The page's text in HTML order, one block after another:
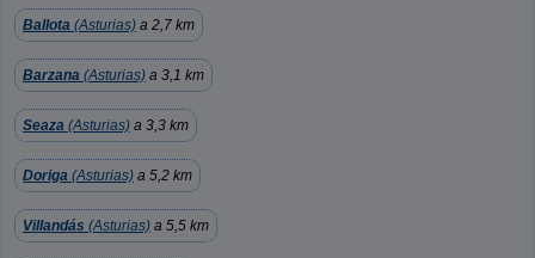
Ballota (Asturias) a 2,7 km
Barzana (Asturias) a 3,1 km
Seaza (Asturias) a 3,3 km
Doriga (Asturias) a 5,2 km
Villandás (Asturias) a 5,5 km